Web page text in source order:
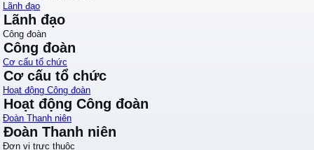
Lãnh đạo
Lãnh đạo
Công đoàn
Công đoàn
Cơ cấu tổ chức
Cơ cấu tổ chức
Hoạt động Công đoàn
Hoạt động Công đoàn
Đoàn Thanh niên
Đoàn Thanh niên
Đơn vị trực thuộc